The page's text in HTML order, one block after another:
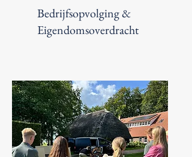
Bedrijfsopvolging &
Eigendomsoverdracht